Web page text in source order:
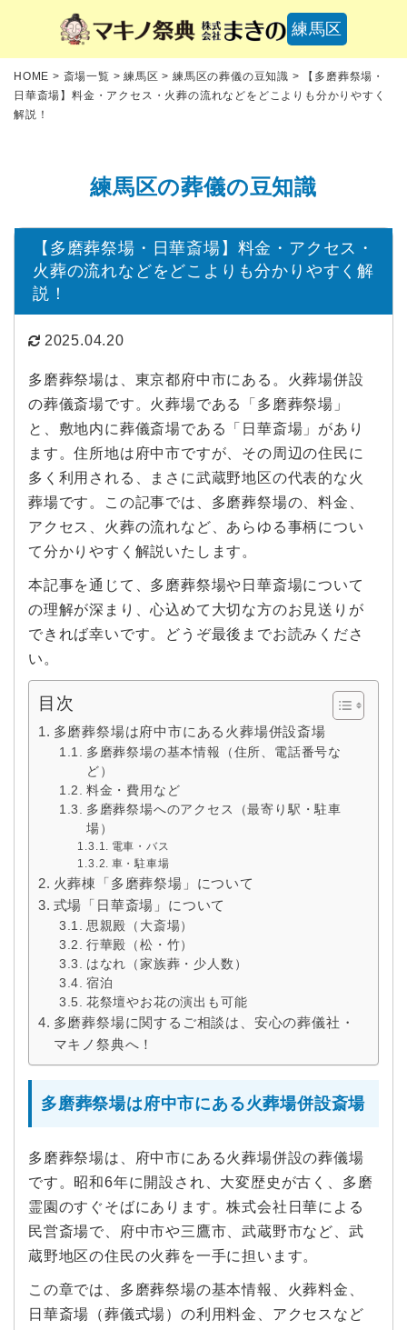
練馬区
HOME > 斎場一覧 >練馬区 >練馬区の葬儀の豆知識 >
【多磨葬祭場・
日華斎場】料金・アクセス・火葬の流れなどをどこよりも分かりやすく
解説！
練馬区の葬儀の豆知識
【多磨葬祭場・日華斎場】料金・アクセス・
火葬の流れなどをどこよりも分かりやすく解
説！
2025.04.20
多磨葬祭場は、東京都府中市にある。火葬場併設
の葬儀斎場です。火葬場である「多磨葬祭場」
と、敷地内に葬儀斎場である「日華斎場」があり
ます。住所地は府中市ですが、その周辺の住民に
多く利用される、まさに武蔵野地区の代表的な火
葬場です。この記事では、多磨葬祭場の、料金、
アクセス、火葬の流れなど、あらゆる事柄につい
て分かりやすく解説いたします。
本記事を通じて、多磨葬祭場や日華斎場について
の理解が深まり、心込めて大切な方のお見送りが
できれば幸いです。どうぞ最後までお読みくださ
い。
目次
多磨葬祭場は府中市にある火葬場併設斎場
多磨葬祭場の基本情報（住所、電話番号な
ど）
料金・費用など
多磨葬祭場へのアクセス（最寄り駅・駐車
場）
電車・バス
車・駐車場
火葬棟「多磨葬祭場」について
式場「日華斎場」について
思親殿（大斎場）
行華殿（松・竹）
はなれ（家族葬・少人数）
宿泊
花祭壇やお花の演出も可能
多磨葬祭場に関するご相談は、安心の葬儀社・
マキノ祭典へ！
多磨葬祭場は府中市にある火葬場併設斎場
多磨葬祭場は、府中市にある火葬場併設の葬儀場
です。昭和6年に開設され、大変歴史が古く、多磨
霊園のすぐそばにあります。株式会社日華による
民営斎場で、府中市や三鷹市、武蔵野市など、武
蔵野地区の住民の火葬を一手に担います。
この章では、多磨葬祭場の基本情報、火葬料金、
日華斎場（葬儀式場）の利用料金、アクセスなど